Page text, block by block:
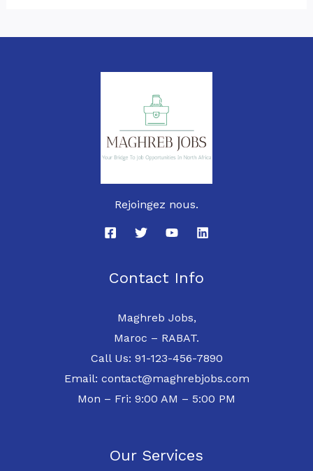
Rejoingez nous.
Contact Info
Maghreb Jobs,
Maroc – RABAT.
Call Us: 91-123-456-7890
Email: contact@maghrebjobs.com
Mon – Fri: 9:00 AM – 5:00 PM
Our Services